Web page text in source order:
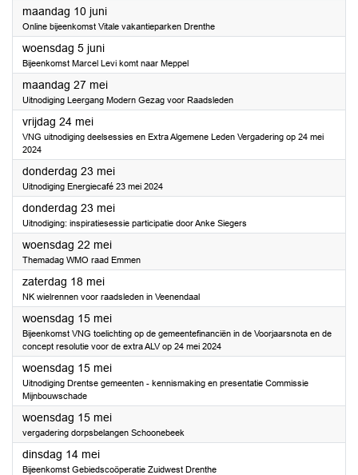
maandag 10 juni2024
Online bijeenkomst Vitale vakantieparken Drenthe
woensdag 5 juni2024
Bijeenkomst Marcel Levi komt naar Meppel
maandag 27 mei2024
Uitnodiging Leergang Modern Gezag voor Raadsleden
vrijdag 24 mei2024
VNG uitnodiging deelsessies en Extra Algemene Leden Vergadering op 24 mei
2024
donderdag 23 mei2024
Uitnodiging Energiecafé 23 mei 2024
donderdag 23 mei2024
Uitnodiging: inspiratiesessie participatie door Anke Siegers
woensdag 22 mei2024
Themadag WMO raad Emmen
zaterdag 18 mei2024
NK wielrennen voor raadsleden in Veenendaal
woensdag 15 mei2024
Bijeenkomst VNG toelichting op de gemeentefinanciën in de Voorjaarsnota en de
concept resolutie voor de extra ALV op 24 mei 2024
woensdag 15 mei2024
Uitnodiging Drentse gemeenten - kennismaking en presentatie Commissie
Mijnbouwschade
woensdag 15 mei2024
vergadering dorpsbelangen Schoonebeek
dinsdag 14 mei2024
Bijeenkomst Gebiedscoöperatie Zuidwest Drenthe